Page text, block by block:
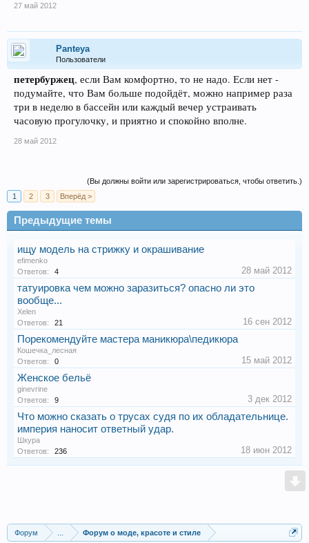
27 май 2012
Panteya
Пользователи
петербуржец, если Вам комфортно, то не надо. Если нет -
подумайте, что Вам больше подойдёт, можно например раза
три в неделю в бассейн или каждый вечер устраивать
часовую прогулочку, и приятно и спокойно вполне.
28 май 2012
(Вы должны войти или зарегистрироваться, чтобы ответить.)
1
2 3 Вперёд >
Предыдущие темы
ищу модель на стрижку и окрашивание
efimenko
Ответов:
4 28 май 2012
татуировка чем можно заразиться? опасно ли это
вообще...
Xelen
Ответов:
21 16 сен 2012
Порекомендуйте мастера маникюра\педикюра
Кошечка_лесная
Ответов:
0 15 май 2012
Женское бельё
ginevrine
Ответов:
9 3 дек 2012
Что можно сказать о трусах судя по их обладательнице.
империя наносит ответный удар.
Шкура
Ответов:
236 18 июн 2012
Форум Форум о моде, красоте и стиле